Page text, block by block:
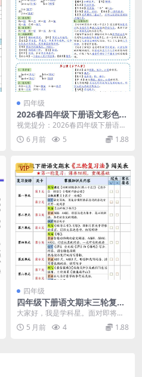
四年级
2026春四年级下册语文彩色一
课一贴全册课课贴同步重点考
视觉提分：2026春四年级下册语文
彩色一课一贴全册课课贴核心解析
大家好，我是学...
6 月前 5 1.88
VIP
四年级
四年级下册语文期末三轮复习
法闯关表：全册考点提分与高
大家好，我是学科星。面对即将到
来的考试，很多家长和同学都在寻
找科学的复习节奏。今...
5 月前 4 1.88